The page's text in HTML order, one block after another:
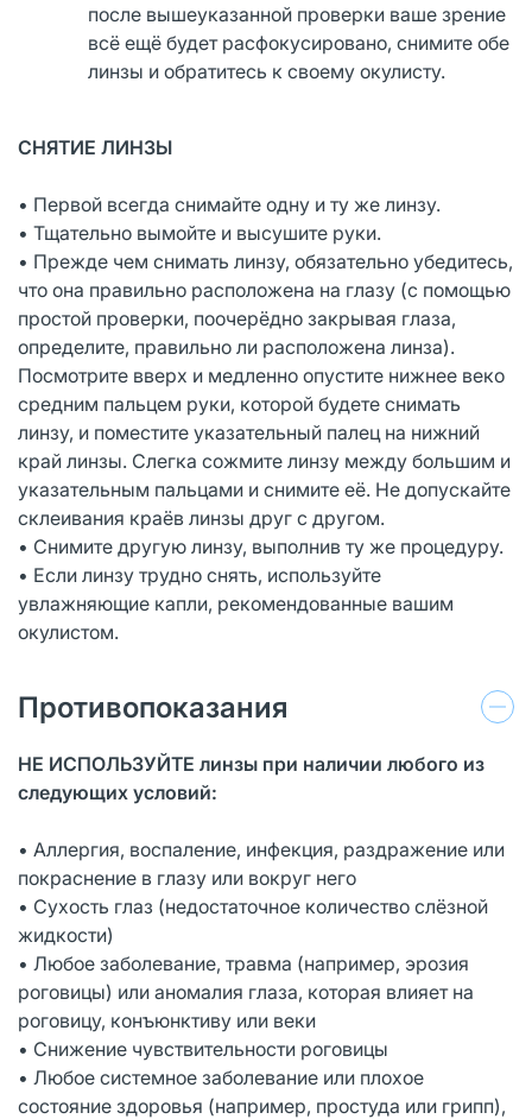
после вышеуказанной проверки ваше зрение
всё ещё будет расфокусировано, снимите обе
линзы и обратитесь к своему окулисту.
СНЯТИЕ ЛИНЗЫ
• Первой всегда снимайте одну и ту же линзу.
• Тщательно вымойте и высушите руки.
• Прежде чем снимать линзу, обязательно убедитесь,
что она правильно расположена на глазу (с помощью
простой проверки, поочерёдно закрывая глаза,
определите, правильно ли расположена линза).
Посмотрите вверх и медленно опустите нижнее веко
средним пальцем руки, которой будете снимать
линзу, и поместите указательный палец на нижний
край линзы. Слегка сожмите линзу между большим и
указательным пальцами и снимите её. Не допускайте
склеивания краёв линзы друг с другом.
• Снимите другую линзу, выполнив ту же процедуру.
• Если линзу трудно снять, используйте
увлажняющие капли, рекомендованные вашим
окулистом.
Противопоказания
НЕ ИСПОЛЬЗУЙТЕ линзы при наличии любого из
следующих условий:
• Аллергия, воспаление, инфекция, раздражение или
покраснение в глазу или вокруг него
• Сухость глаз (недостаточное количество слёзной
жидкости)
• Любое заболевание, травма (например, эрозия
роговицы) или аномалия глаза, которая влияет на
роговицу, конъюнктиву или веки
• Снижение чувствительности роговицы
• Любое системное заболевание или плохое
состояние здоровья (например, простуда или грипп),